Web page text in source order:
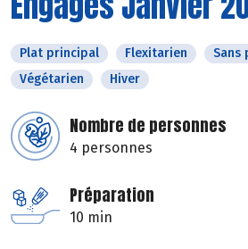
Plat principal Flexitarien Sans
Végétarien
Hiver
Nombre de personnes
4 personnes
Préparation
10 min